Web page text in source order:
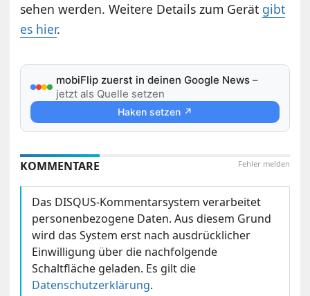
sehen werden. Weitere Details zum Gerät gibt
es hier.
mobiFlip zuerst in deinen Google News –
jetzt als Quelle setzen
Haken setzen ↗
Fehler melden
KOMMENTARE
Das DISQUS-Kommentarsystem verarbeitet
personenbezogene Daten. Aus diesem Grund
wird das System erst nach ausdrücklicher
Einwilligung über die nachfolgende
Schaltfläche geladen. Es gilt die
Datenschutzerklärung.